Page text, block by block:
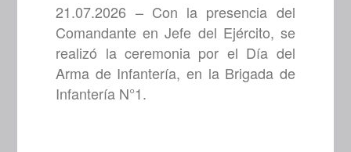
21.07.2026 – Con la presencia del
Comandante en Jefe del Ejército, se
realizó la ceremonia por el Día del
Arma de Infantería, en la Brigada de
Infantería N°1.